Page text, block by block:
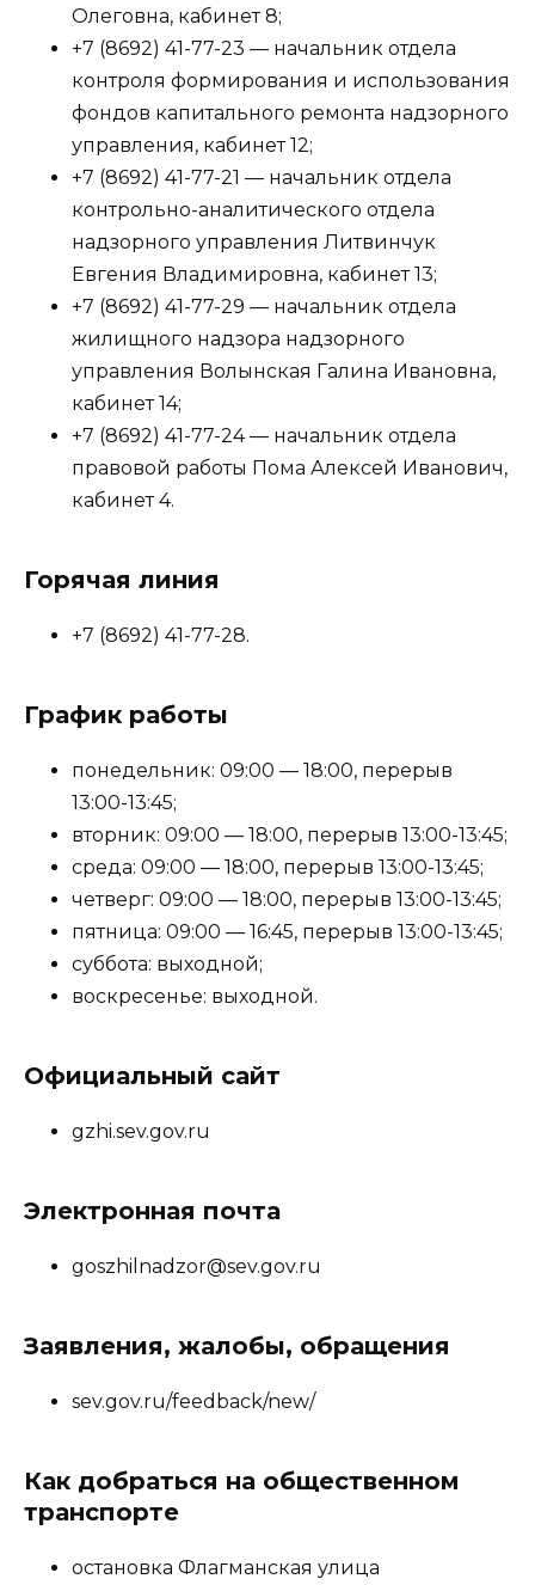
Олеговна, кабинет 8;
+7 (8692) 41-77-23 — начальник отдела
контроля формирования и использования
фондов капитального ремонта надзорного
управления, кабинет 12;
+7 (8692) 41-77-21 — начальник отдела
контрольно-аналитического отдела
надзорного управления Литвинчук
Евгения Владимировна, кабинет 13;
+7 (8692) 41-77-29 — начальник отдела
жилищного надзора надзорного
управления Волынская Галина Ивановна,
кабинет 14;
+7 (8692) 41-77-24 — начальник отдела
правовой работы Пома Алексей Иванович,
кабинет 4.
Горячая линия
+7 (8692) 41-77-28.
График работы
понедельник: 09:00 — 18:00, перерыв
13:00-13:45;
вторник: 09:00 — 18:00, перерыв 13:00-13:45;
среда: 09:00 — 18:00, перерыв 13:00-13:45;
четверг: 09:00 — 18:00, перерыв 13:00-13:45;
пятница: 09:00 — 16:45, перерыв 13:00-13:45;
суббота: выходной;
воскресенье: выходной.
Официальный сайт
gzhi.sev.gov.ru
Электронная почта
goszhilnadzor@sev.gov.ru
Заявления, жалобы, обращения
sev.gov.ru/feedback/new/
Как добраться на общественном
транспорте
остановка Флагманская улица